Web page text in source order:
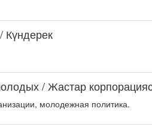
Күндерек
/ Жастар
молодежная политика.